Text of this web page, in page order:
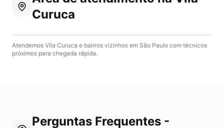
Curuca
Atendemos Vila Curuca e bairros vizinhos em São Paulo com técnicos
próximos para chegada rápida.
Perguntas Frequentes -